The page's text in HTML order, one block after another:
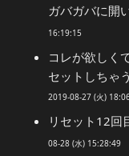
ガバガバに開
16:19:15
コレが欲しく
セットしちゃ
2019-08-27 (火)
リセット12回
08-28 (水) 15:28:49